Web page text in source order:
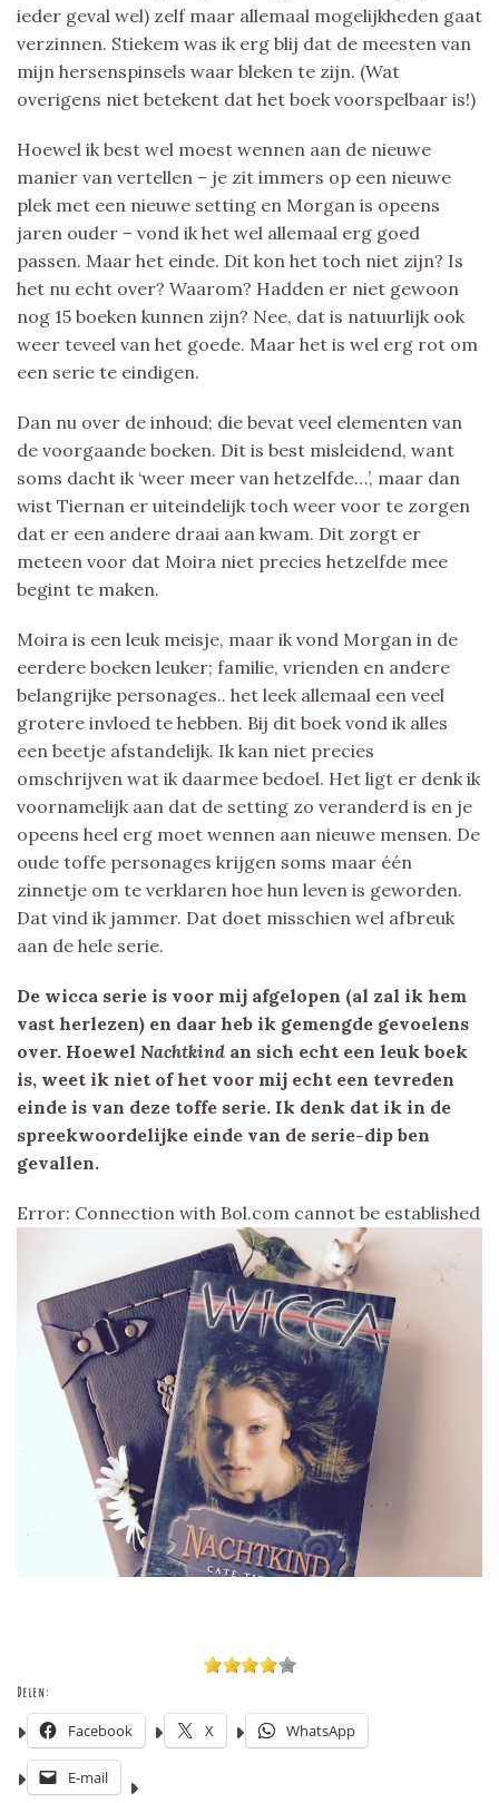
ieder geval wel) zelf maar allemaal mogelijkheden gaat
verzinnen. Stiekem was ik erg blij dat de meesten van
mijn hersenspinsels waar bleken te zijn. (Wat
overigens niet betekent dat het boek voorspelbaar is!)
Hoewel ik best wel moest wennen aan de nieuwe
manier van vertellen – je zit immers op een nieuwe
plek met een nieuwe setting en Morgan is opeens
jaren ouder – vond ik het wel allemaal erg goed
passen. Maar het einde. Dit kon het toch niet zijn? Is
het nu echt over? Waarom? Hadden er niet gewoon
nog 15 boeken kunnen zijn? Nee, dat is natuurlijk ook
weer teveel van het goede. Maar het is wel erg rot om
een serie te eindigen.
Dan nu over de inhoud; die bevat veel elementen van
de voorgaande boeken. Dit is best misleidend, want
soms dacht ik ‘weer meer van hetzelfde…’, maar dan
wist Tiernan er uiteindelijk toch weer voor te zorgen
dat er een andere draai aan kwam. Dit zorgt er
meteen voor dat Moira niet precies hetzelfde mee
begint te maken.
Moira is een leuk meisje, maar ik vond Morgan in de
eerdere boeken leuker; familie, vrienden en andere
belangrijke personages.. het leek allemaal een veel
grotere invloed te hebben. Bij dit boek vond ik alles
een beetje afstandelijk. Ik kan niet precies
omschrijven wat ik daarmee bedoel. Het ligt er denk ik
voornamelijk aan dat de setting zo veranderd is en je
opeens heel erg moet wennen aan nieuwe mensen. De
oude toffe personages krijgen soms maar één
zinnetje om te verklaren hoe hun leven is geworden.
Dat vind ik jammer. Dat doet misschien wel afbreuk
aan de hele serie.
De wicca serie is voor mij afgelopen (al zal ik hem
vast herlezen) en daar heb ik gemengde gevoelens
over. Hoewel Nachtkind an sich echt een leuk boek
is, weet ik niet of het voor mij echt een tevreden
einde is van deze toffe serie. Ik denk dat ik in de
spreekwoordelijke einde van de serie-dip ben
gevallen.
Error: Connection with Bol.com cannot be established
Delen:
Facebook X WhatsApp
E-mail